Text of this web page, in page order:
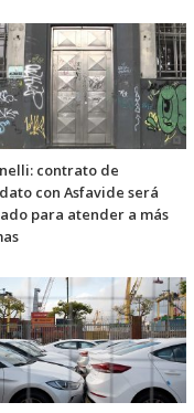
contrato de
con Asfavide será
para atender a más